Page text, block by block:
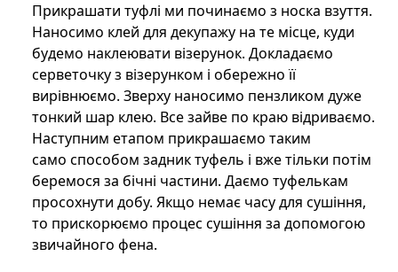
Прикрашати туфлі ми починаємо з носка взуття.
Наносимо клей для декупажу на те місце, куди
будемо наклеювати візерунок. Докладаємо
серветочку з візерунком і обережно її
вирівнюємо. Зверху наносимо пензликом дуже
тонкий шар клею. Все зайве по краю відриваємо.
Наступним етапом прикрашаємо таким
само способом задник туфель і вже тільки потім
беремося за бічні частини. Даємо туфелькам
просохнути добу. Якщо немає часу для сушіння,
то прискорюємо процес сушіння за допомогою
звичайного фена.